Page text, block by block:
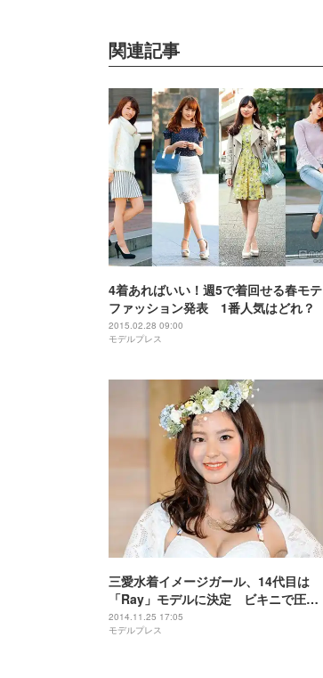
関連記事
4着あればいい！週5で着回せる春モテ
ファッション発表 1番人気はどれ？
2015.02.28 09:00
モデルプレス
三愛水着イメージガール、14代目は
「Ray」モデルに決定 ビキニで圧巻
ボディ披露
2014.11.25 17:05
モデルプレス